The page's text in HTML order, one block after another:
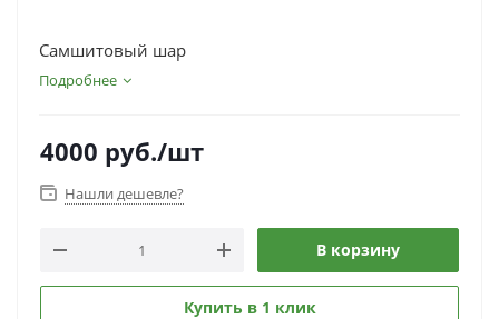
Самшитовый шар
Подробнее
4000 руб./шт
Нашли дешевле?
В корзину
Купить в 1 клик